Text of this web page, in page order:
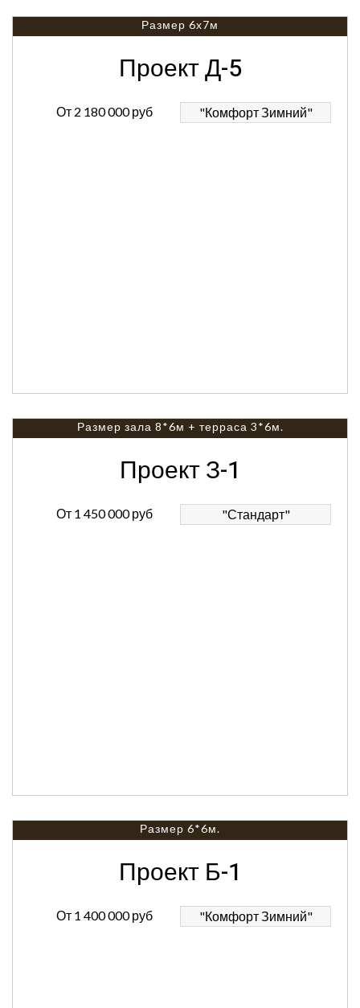
Размер 6х7м
Проект Д-5
От 2 180 000 руб "Комфорт Зимний"
Размер зала 8*6м + терраса 3*6м.
Проект З-1
От 1 450 000 руб "Стандарт"
Размер 6*6м.
Проект Б-1
От 1 400 000 руб "Комфорт Зимний"